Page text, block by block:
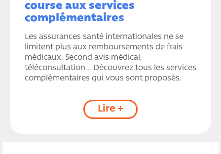
course aux services
complémentaires
Les assurances santé internationales ne se
limitent plus aux remboursements de frais
médicaux. Second avis médical,
téléconsultation... Découvrez tous les services
complémentaires qui vous sont proposés.
Lire +